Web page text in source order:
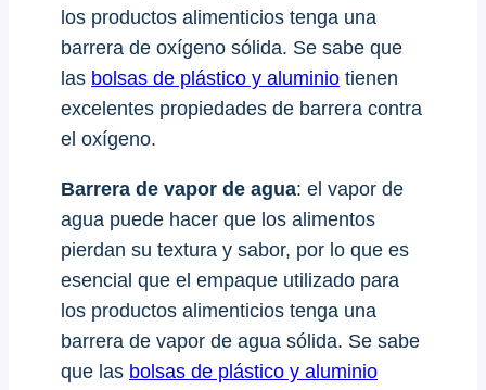
los productos alimenticios tenga una
barrera de oxígeno sólida. Se sabe que
las bolsas de plástico y aluminio tienen
excelentes propiedades de barrera contra
el oxígeno.
Barrera de vapor de agua: el vapor de
agua puede hacer que los alimentos
pierdan su textura y sabor, por lo que es
esencial que el empaque utilizado para
los productos alimenticios tenga una
barrera de vapor de agua sólida. Se sabe
que las bolsas de plástico y aluminio